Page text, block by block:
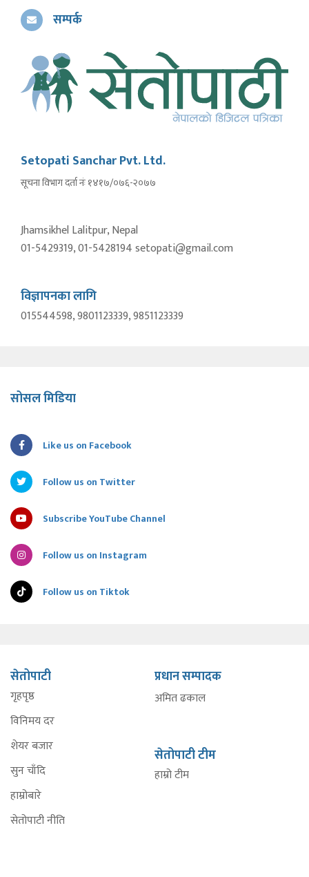
सम्पर्क
Setopati Sanchar Pvt. Ltd.
सूचना विभाग दर्ता नंः १४१७/०७६-२०७७
Jhamsikhel Lalitpur, Nepal
01-5429319, 01-5428194 setopati@gmail.com
विज्ञापनका लागि
015544598, 9801123339, 9851123339
सोसल मिडिया
Like us on Facebook
Follow us on Twitter
Subscribe YouTube Channel
Follow us on Instagram
Follow us on Tiktok
सेतोपाटी
गृहपृष्ठ
विनिमय दर
शेयर बजार
सुन चाँदि
हाम्रोबारे
सेतोपाटी नीति
प्रधान सम्पादक
अमित ढकाल
सेतोपाटी टीम
हाम्रो टीम